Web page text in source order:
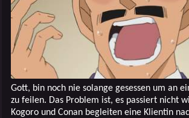
Gott, bin noch nie solange gesessen um an
zu feilen. Das Problem ist, es passiert nicht
Kogoro und Conan begleiten eine Klientin